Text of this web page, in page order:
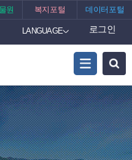
원 복지포털 데이터포털
LANGUAGE 로그인